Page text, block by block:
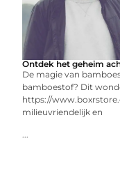
Ontdek het geheim
De magie van
bamboestof? Dit
https://
milieuvriendelijk en
...